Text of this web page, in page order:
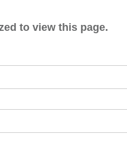
to view this page.